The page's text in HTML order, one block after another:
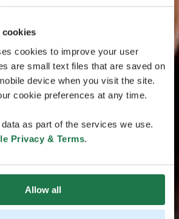
cookies
cookies to improve your user
are small text files that are saved on
device when you visit the site.
cookie preferences at any time.
as part of the services we use.
Privacy & Terms.
Allow all